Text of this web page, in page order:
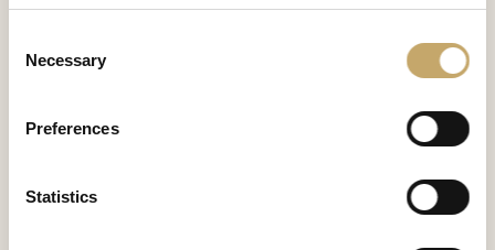
Selection
Necessary
Preferences
Statistics
Versailles
raffinatezza, racchiusa in proporzioni misurate e
dettagli di rara complessità. Realizzato in ciliegio
massello, si distingue per il sontuoso piano in legno,
decorato con ricchi intarsi che ne esaltano il valore